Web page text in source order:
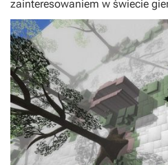
zainteresowaniem w świecie